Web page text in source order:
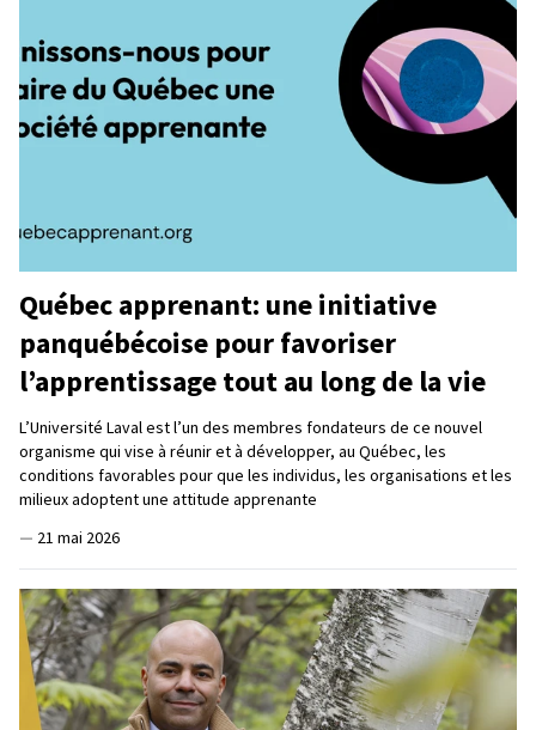
Québec apprenant: une initiative
panquébécoise pour favoriser
l’apprentissage tout au long de la vie
L’Université Laval est l’un des membres fondateurs de ce nouvel
organisme qui vise à réunir et à développer, au Québec, les
conditions favorables pour que les individus, les organisations et les
milieux adoptent une attitude apprenante
— 21 mai 2026